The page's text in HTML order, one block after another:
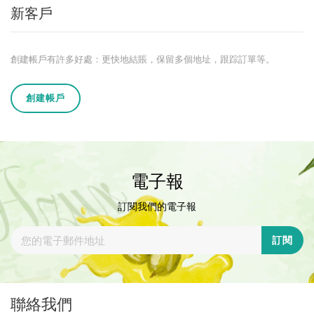
新客戶
創建帳戶有許多好處：更快地結賬，保留多個地址，跟踪訂單等。
創建帳戶
電子報
訂閱我們的電子報
訂閱
聯絡我們